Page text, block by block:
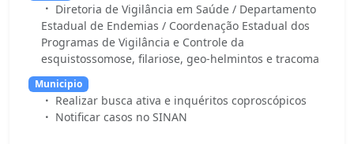
Diretoria de Vigilância em Saúde / Departamento
Estadual de Endemias / Coordenação Estadual dos
Programas de Vigilância e Controle da
esquistossomose, filariose, geo-helmintos e tracoma
Municipio
Realizar busca ativa e inquéritos coproscópicos
Notificar casos no SINAN